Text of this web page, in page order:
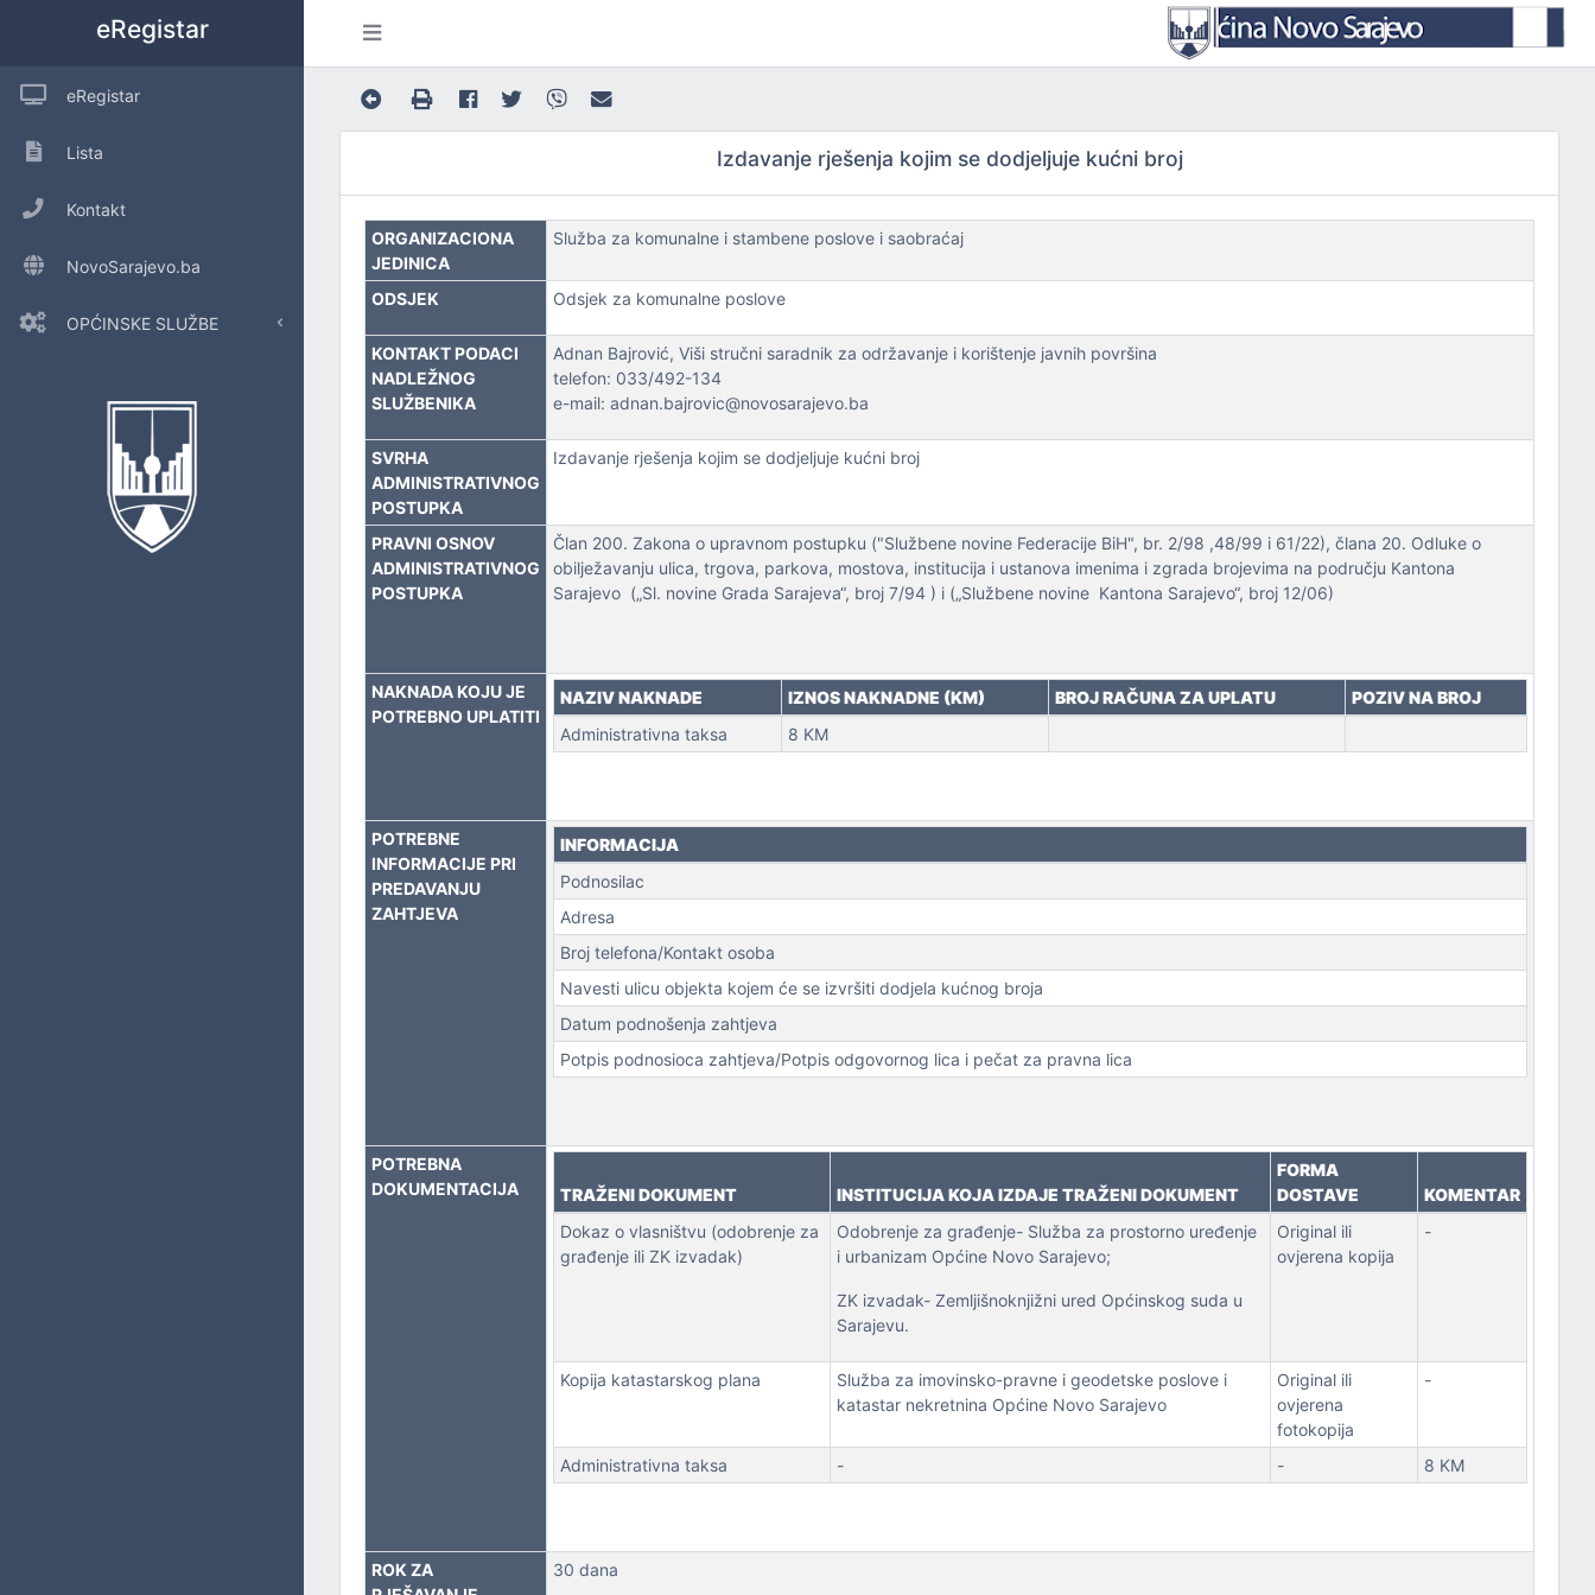
eRegistar
eRegistar
Lista
Kontakt
NovoSarajevo.ba
OPĆINSKE SLUŽBE
POSLOVE OPĆINSKOG VIJEĆA I LOKALNU SAMOUPRAVU
URED ZA INTERNU REVIZIJU
INSPEKCIJSKE POSLOVE
PRIVREDU, BUDŽET I FINANSIJE
OBLAST PROSTORNOG UREĐENJA I URBANIZMA
KOMUNALNE I STAMBENE POSLOVE I SAOBRAĆAJ
Izdavanje rješenja kojim se dodjeljuje kućni broj
ORGANIZACIONA
JEDINICA
Služba za komunalne i stambene poslove i saobraćaj
ODSJEK Odsjek za komunalne poslove
KONTAKT PODACI
NADLEŽNOG
SLUŽBENIKA
Adnan Bajrović, Viši stručni saradnik za održavanje i korištenje javnih površina
telefon: 033/492-134
e-mail: adnan.bajrovic@novosarajevo.ba
SVRHA
ADMINISTRATIVNOG
POSTUPKA
Izdavanje rješenja kojim se dodjeljuje kućni broj
PRAVNI OSNOV
ADMINISTRATIVNOG
POSTUPKA
Član 200. Zakona o upravnom postupku ("Službene novine Federacije BiH", br. 2/98 ,48/99 i 61/22), člana 20. Odluke o
obilježavanju ulica, trgova, parkova, mostova, institucija i ustanova imenima i zgrada brojevima na području Kantona
Sarajevo („Sl. novine Grada Sarajeva“, broj 7/94 ) i („Službene novine Kantona Sarajevo“, broj 12/06)
NAKNADA KOJU JE
POTREBNO UPLATITI
NAZIV NAKNADE IZNOS NAKNADNE (KM) BROJ RAČUNA ZA UPLATU
POZIV NA BROJ
Administrativna taksa
8 KM
POTREBNE
INFORMACIJE PRI
PREDAVANJU
ZAHTJEVA
INFORMACIJA
Podnosilac
Adresa
Broj telefona/Kontakt osoba
Navesti ulicu objekta kojem će se izvršiti dodjela kućnog broja
Datum podnošenja zahtjeva
Potpis podnosioca zahtjeva/Potpis odgovornog lica i pečat za pravna lica
POTREBNA
DOKUMENTACIJA
TRAŽENI DOKUMENT INSTITUCIJA KOJA IZDAJE TRAŽENI DOKUMENT
FORMA
DOSTAVE
KOMENTAR
Dokaz o vlasništvu (odobrenje za
građenje ili ZK izvadak)
Odobrenje za građenje- Služba za prostorno uređenje
i urbanizam Općine Novo Sarajevo;
ZK izvadak- Zemljišnoknjižni ured Općinskog suda u
Sarajevu.
Original ili
ovjerena kopija
-
Kopija katastarskog plana
Služba za imovinsko-pravne i geodetske poslove i
katastar nekretnina Općine Novo Sarajevo
Original ili
ovjerena
fotokopija
-
Administrativna taksa - - 8 KM
ROK ZA
30 dana